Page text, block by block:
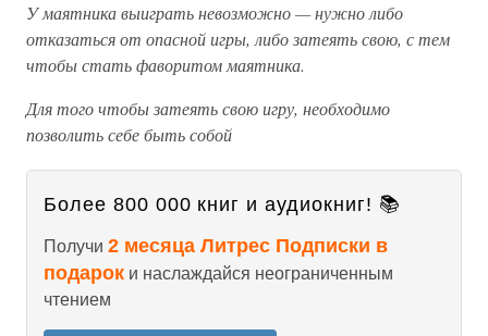
У маятника выиграть невозможно — нужно либо
отказаться от опасной игры, либо затеять свою, с тем
чтобы стать фаворитом маятника.
Для того чтобы затеять свою игру, необходимо
позволить себе быть собой
Более 800 000 книг и аудиокниг! 📚
Получи 2 месяца Литрес Подписки в
подарок и наслаждайся неограниченным
чтением